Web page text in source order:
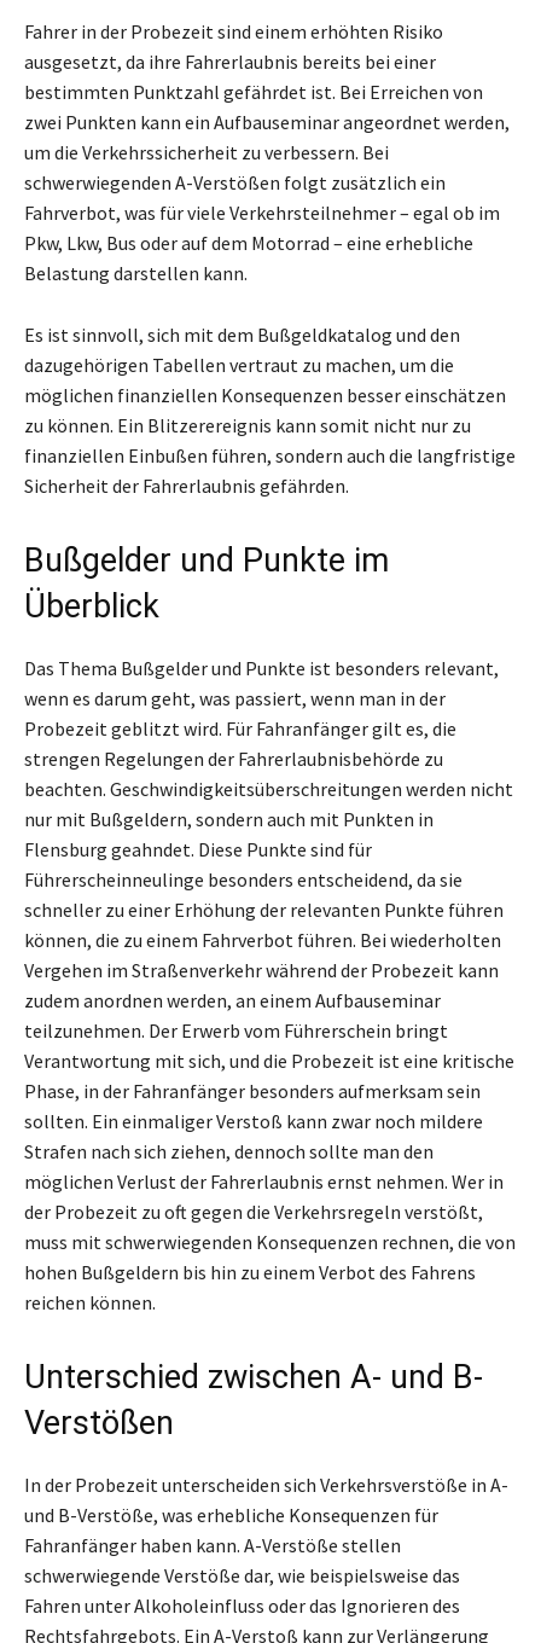
Fahrer in der Probezeit sind einem erhöhten Risiko
ausgesetzt, da ihre Fahrerlaubnis bereits bei einer
bestimmten Punktzahl gefährdet ist. Bei Erreichen von
zwei Punkten kann ein Aufbauseminar angeordnet werden,
um die Verkehrssicherheit zu verbessern. Bei
schwerwiegenden A-Verstößen folgt zusätzlich ein
Fahrverbot, was für viele Verkehrsteilnehmer – egal ob im
Pkw, Lkw, Bus oder auf dem Motorrad – eine erhebliche
Belastung darstellen kann.
Es ist sinnvoll, sich mit dem Bußgeldkatalog und den
dazugehörigen Tabellen vertraut zu machen, um die
möglichen finanziellen Konsequenzen besser einschätzen
zu können. Ein Blitzerereignis kann somit nicht nur zu
finanziellen Einbußen führen, sondern auch die langfristige
Sicherheit der Fahrerlaubnis gefährden.
Bußgelder und Punkte im
Überblick
Das Thema Bußgelder und Punkte ist besonders relevant,
wenn es darum geht, was passiert, wenn man in der
Probezeit geblitzt wird. Für Fahranfänger gilt es, die
strengen Regelungen der Fahrerlaubnisbehörde zu
beachten. Geschwindigkeitsüberschreitungen werden nicht
nur mit Bußgeldern, sondern auch mit Punkten in
Flensburg geahndet. Diese Punkte sind für
Führerscheinneulinge besonders entscheidend, da sie
schneller zu einer Erhöhung der relevanten Punkte führen
können, die zu einem Fahrverbot führen. Bei wiederholten
Vergehen im Straßenverkehr während der Probezeit kann
zudem anordnen werden, an einem Aufbauseminar
teilzunehmen. Der Erwerb vom Führerschein bringt
Verantwortung mit sich, und die Probezeit ist eine kritische
Phase, in der Fahranfänger besonders aufmerksam sein
sollten. Ein einmaliger Verstoß kann zwar noch mildere
Strafen nach sich ziehen, dennoch sollte man den
möglichen Verlust der Fahrerlaubnis ernst nehmen. Wer in
der Probezeit zu oft gegen die Verkehrsregeln verstößt,
muss mit schwerwiegenden Konsequenzen rechnen, die von
hohen Bußgeldern bis hin zu einem Verbot des Fahrens
reichen können.
Unterschied zwischen A- und B-
Verstößen
In der Probezeit unterscheiden sich Verkehrsverstöße in A-
und B-Verstöße, was erhebliche Konsequenzen für
Fahranfänger haben kann. A-Verstöße stellen
schwerwiegende Verstöße dar, wie beispielsweise das
Fahren unter Alkoholeinfluss oder das Ignorieren des
Rechtsfahrgebots. Ein A-Verstoß kann zur Verlängerung